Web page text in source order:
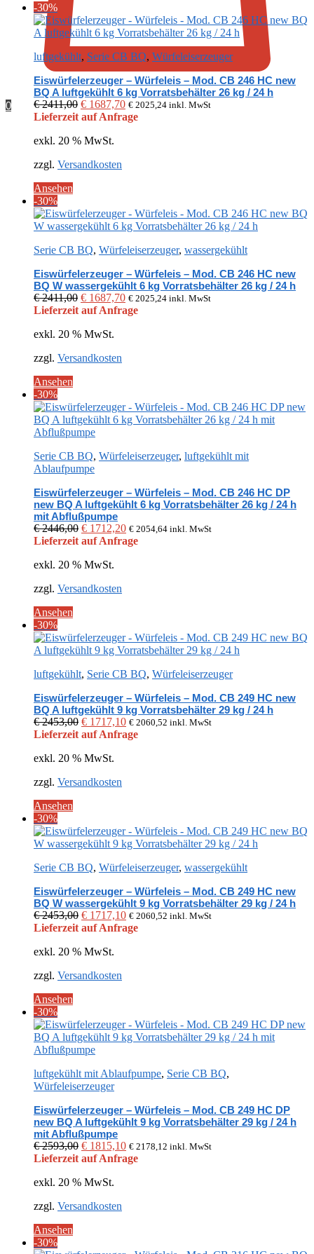
0
-30%
luftgekühlt, Serie CB BQ, Würfeleiserzeuger
Eiswürfelerzeuger – Würfeleis – Mod. CB 246 HC new
BQ A luftgekühlt 6 kg Vorratsbehälter 26 kg / 24 h
€2411,00 Ursprünglicher
Preis
€ 2411,00
€ 1687,70Aktueller
Preis
€ 2025,24 inkl. MwSt
Lieferzeit auf Anfrage
exkl. 20 % MwSt.
zzgl. Versandkosten
Ansehen
-30%
Serie CB BQ, Würfeleiserzeuger, wassergekühlt
Eiswürfelerzeuger – Würfeleis – Mod. CB 246 HC new
BQ W wassergekühlt 6 kg Vorratsbehälter 26 kg / 24 h
€2411,00 Ursprünglicher
Preis
€ 2411,00
€ 1687,70Aktueller
Preis
€ 2025,24 inkl. MwSt
Lieferzeit auf Anfrage
exkl. 20 % MwSt.
zzgl. Versandkosten
Ansehen
-30%
Serie CB BQ, Würfeleiserzeuger, luftgekühlt mit
Ablaufpumpe
Eiswürfelerzeuger – Würfeleis – Mod. CB 246 HC DP
new BQ A luftgekühlt 6 kg Vorratsbehälter 26 kg / 24 h
mit Abflußpumpe
€2446,00 Ursprünglicher
Preis
€ 2446,00
€ 1712,20Aktueller
Preis
€ 2054,64 inkl. MwSt
Lieferzeit auf Anfrage
exkl. 20 % MwSt.
zzgl. Versandkosten
Ansehen
-30%
luftgekühlt, Serie CB BQ, Würfeleiserzeuger
Eiswürfelerzeuger – Würfeleis – Mod. CB 249 HC new
BQ A luftgekühlt 9 kg Vorratsbehälter 29 kg / 24 h
€2453,00 Ursprünglicher
Preis
€ 2453,00
€ 1717,10Aktueller
Preis
€ 2060,52 inkl. MwSt
Lieferzeit auf Anfrage
exkl. 20 % MwSt.
zzgl. Versandkosten
Ansehen
-30%
Serie CB BQ, Würfeleiserzeuger, wassergekühlt
Eiswürfelerzeuger – Würfeleis – Mod. CB 249 HC new
BQ W wassergekühlt 9 kg Vorratsbehälter 29 kg / 24 h
€2453,00 Ursprünglicher
Preis
€ 2453,00
€ 1717,10Aktueller
Preis
€ 2060,52 inkl. MwSt
Lieferzeit auf Anfrage
exkl. 20 % MwSt.
zzgl. Versandkosten
Ansehen
-30%
luftgekühlt mit Ablaufpumpe, Serie CB BQ,
Würfeleiserzeuger
Eiswürfelerzeuger – Würfeleis – Mod. CB 249 HC DP
new BQ A luftgekühlt 9 kg Vorratsbehälter 29 kg / 24 h
mit Abflußpumpe
€2593,00 Ursprünglicher
Preis
€ 2593,00
€ 1815,10Aktueller
Preis
€ 2178,12 inkl. MwSt
Lieferzeit auf Anfrage
exkl. 20 % MwSt.
zzgl. Versandkosten
Ansehen
-30%